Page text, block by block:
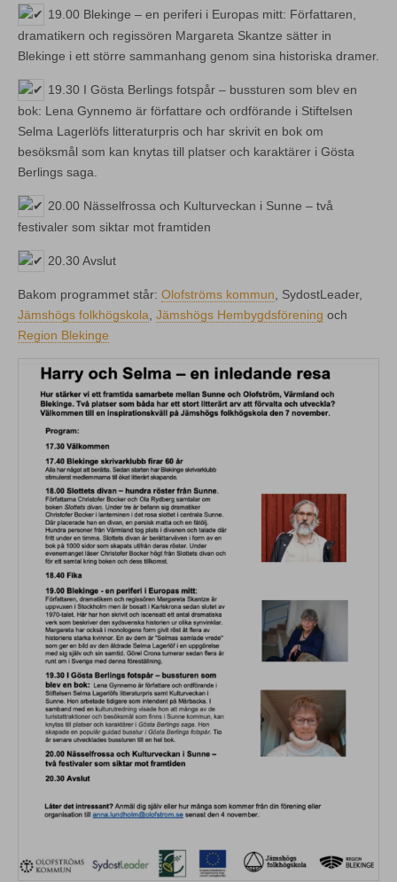
19.00 Blekinge – en periferi i Europas mitt: Författaren,
dramatikern och regissören Margareta Skantze sätter in
Blekinge i ett större sammanhang genom sina historiska dramer.
19.30 I Gösta Berlings fotspår – bussturen som blev en
bok: Lena Gynnemo är författare och ordförande i Stiftelsen
Selma Lagerlöfs litteraturpris och har skrivit en bok om
besöksmål som kan knytas till platser och karaktärer i Gösta
Berlings saga.
20.00 Nässelfrossa och Kulturveckan i Sunne – två
festivaler som siktar mot framtiden
20.30 Avslut
Bakom programmet står: Olofströms kommun , SydostLeader,
Jämshögs folkhögskola Jämshögs Hembygdsförening och
Region Blekinge